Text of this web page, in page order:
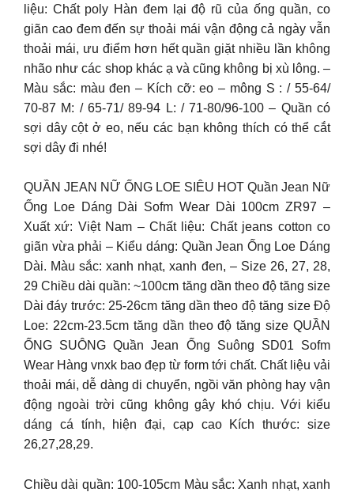
liệu: Chất poly Hàn đem lại độ rũ của ống quần, co
giãn cao đem đến sự thoải mái vận động cả ngày vẫn
thoải mái, ưu điểm hơn hết quần giặt nhiều lần không
nhão như các shop khác ạ và cũng không bị xù lông. –
Màu sắc: màu đen – Kích cỡ: eo – mông S : / 55-64/
70-87 M: / 65-71/ 89-94 L: / 71-80/96-100 – Quần có
sợi dây cột ở eo, nếu các bạn không thích có thể cắt
sợi dây đi nhé!
QUẦN JEAN NỮ ỐNG LOE SIÊU HOT Quần Jean Nữ
Ống Loe Dáng Dài Sofm Wear Dài 100cm ZR97 –
Xuất xứ: Việt Nam – Chất liệu: Chất jeans cotton co
giãn vừa phải – Kiểu dáng: Quần Jean Ống Loe Dáng
Dài. Màu sắc: xanh nhạt, xanh đen, – Size 26, 27, 28,
29 Chiều dài quần: ~100cm tăng dần theo độ tăng size
Dài đáy trước: 25-26cm tăng dần theo độ tăng size Độ
Loe: 22cm-23.5cm tăng dần theo độ tăng size QUẦN
ỐNG SUÔNG Quần Jean Ống Suông SD01 Sofm
Wear Hàng vnxk bao đẹp từ form tới chất. Chất liệu vải
thoải mái, dễ dàng di chuyển, ngồi văn phòng hay vận
động ngoài trời cũng không gây khó chịu. Với kiểu
dáng cá tính, hiện đại, cạp cao Kích thước: size
26,27,28,29.
Chiều dài quần: 100-105cm Màu sắc: Xanh nhạt, xanh